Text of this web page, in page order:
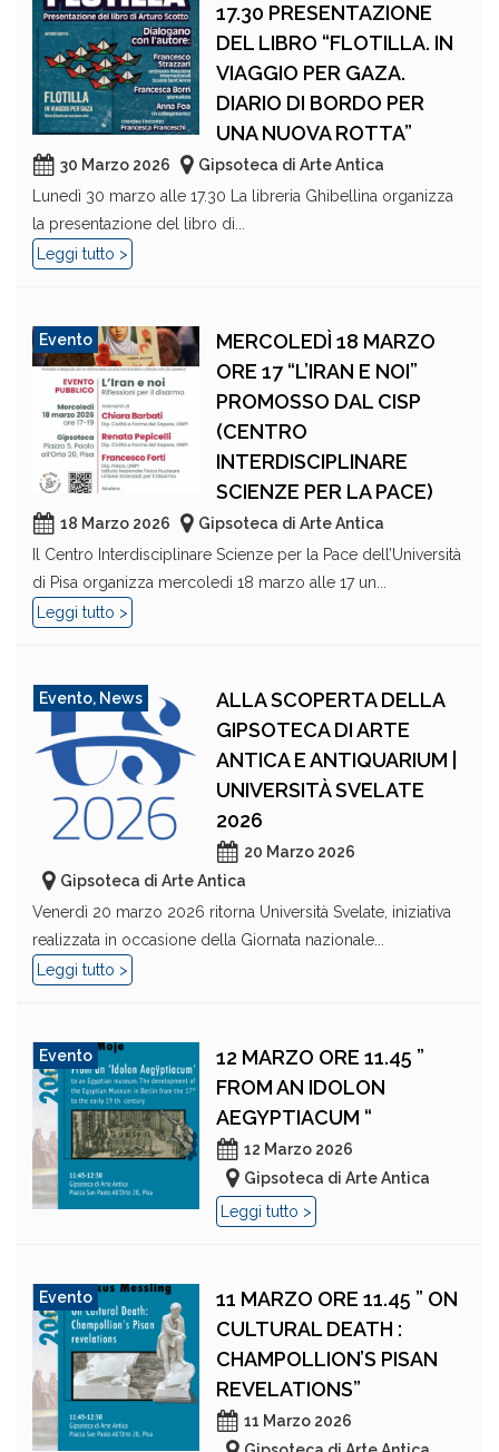
17.30 PRESENTAZIONE
DEL LIBRO “FLOTILLA. IN
VIAGGIO PER GAZA.
DIARIO DI BORDO PER
UNA NUOVA ROTTA”
30 Marzo 2026
Gipsoteca di Arte Antica
Lunedì 30 marzo alle 17.30 La libreria Ghibellina organizza
la presentazione del libro di...
Leggi tutto >
Evento
MERCOLEDÌ 18 MARZO
ORE 17 “L’IRAN E NOI”
PROMOSSO DAL CISP
(CENTRO
INTERDISCIPLINARE
SCIENZE PER LA PACE)
18 Marzo 2026
Gipsoteca di Arte Antica
Il Centro Interdisciplinare Scienze per la Pace dell’Università
di Pisa organizza mercoledì 18 marzo alle 17 un...
Leggi tutto >
Evento, News
ALLA SCOPERTA DELLA
GIPSOTECA DI ARTE
ANTICA E ANTIQUARIUM |
UNIVERSITÀ SVELATE
2026
20 Marzo 2026
Gipsoteca di Arte Antica
Venerdì 20 marzo 2026 ritorna Università Svelate, iniziativa
realizzata in occasione della Giornata nazionale...
Leggi tutto >
Evento
12 MARZO ORE 11.45 ”
FROM AN IDOLON
AEGYPTIACUM “
12 Marzo 2026
Gipsoteca di Arte Antica
Leggi tutto >
Evento
11 MARZO ORE 11.45 ” ON
CULTURAL DEATH :
CHAMPOLLION’S PISAN
REVELATIONS”
11 Marzo 2026